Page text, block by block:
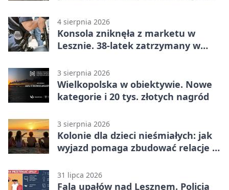
4 sierpnia 2026
Konsola zniknęła z marketu w
Lesznie. 38-latek zatrzymany w
3 sierpnia 2026
Wielkopolska w obiektywie. Nowe
kategorie i 20 tys. złotych nagród
3 sierpnia 2026
Kolonie dla dzieci nieśmiałych: jak
wyjazd pomaga zbudować relacje z
31 lipca 2026
Fala upałów nad Lesznem. Policja